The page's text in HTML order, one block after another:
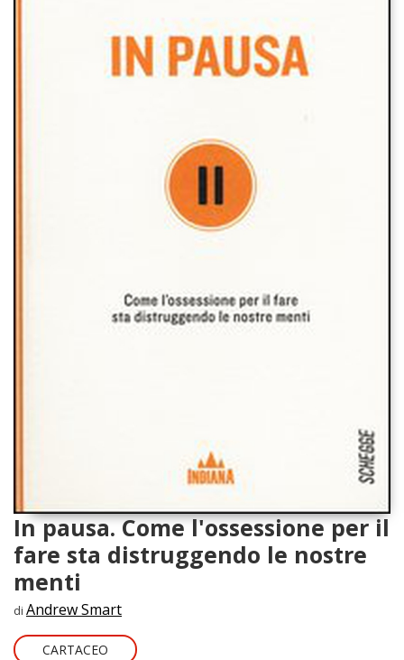
In pausa. Come l'ossessione per il
fare sta distruggendo le nostre
menti
di Andrew Smart
CARTACEO